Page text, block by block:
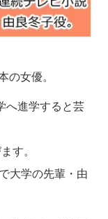
の女優。
へ進学すると芸
す。
大学の先輩・由